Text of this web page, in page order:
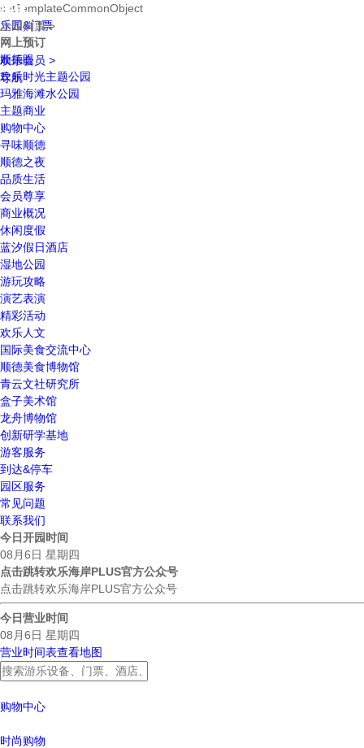
setTemplateCommonObject
立即购票 >
欢乐会员 >
导航
乐园&门票
网上预订
顺德眼
欢乐时光主题公园
玛雅海滩水公园
主题商业
购物中心
寻味顺德
顺德之夜
品质生活
会员尊享
商业概况
休闲度假
蓝汐假日酒店
湿地公园
游玩攻略
演艺表演
精彩活动
欢乐人文
国际美食交流中心
顺德美食博物馆
青云文社研究所
盒子美术馆
龙舟博物馆
创新研学基地
游客服务
到达&停车
园区服务
常见问题
联系我们
今日开园时间
08月6日 星期四
点击跳转欢乐海岸PLUS官方公众号
点击跳转欢乐海岸PLUS官方公众号
今日营业时间
08月6日 星期四
营业时间表查看地图
购物中心
时尚购物